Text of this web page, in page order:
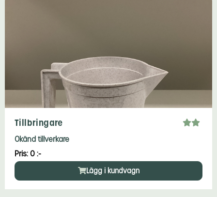
Tillbringare
Okänd tillverkare
Pris: 0 :-
Lägg i kundvagn